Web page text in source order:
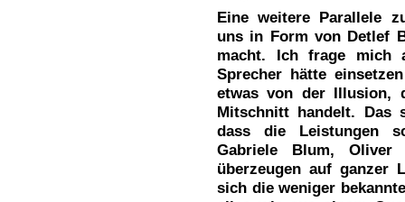
Eine weitere Parallele
uns in Form von Detlef
macht. Ich frage mich
Sprecher hätte
etwas von der Illusion,
Mitschnitt handelt. Das
dass die Leistungen
Gabriele Blum, Oliver
überzeugen auf ganzer
sich die weniger